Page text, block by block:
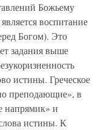
Божьему
воспитание
Богом). Это
задания выше
истины. Греческое
преподающие», в
напрямик» и
истины. К